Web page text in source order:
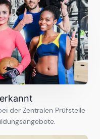
der Zentralen Prüfstelle